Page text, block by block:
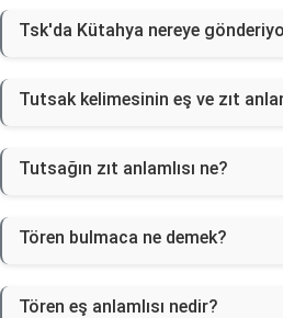
Tsk'da Kütahya nereye
Tutsak kelimesinin eş ve zıt
Tutsağın zıt anlamlısı ne?
Tören bulmaca ne demek?
Tören eş anlamlısı nedir?